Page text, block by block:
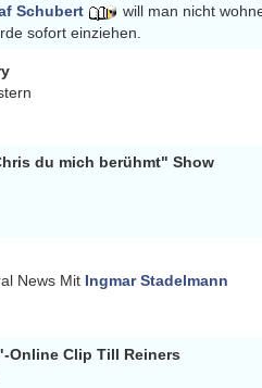
Schubert
will man nicht
sofort einziehen.
du mich berühmt" Show
News Mit Ingmar Stadelmann
Online Clip Till Reiners